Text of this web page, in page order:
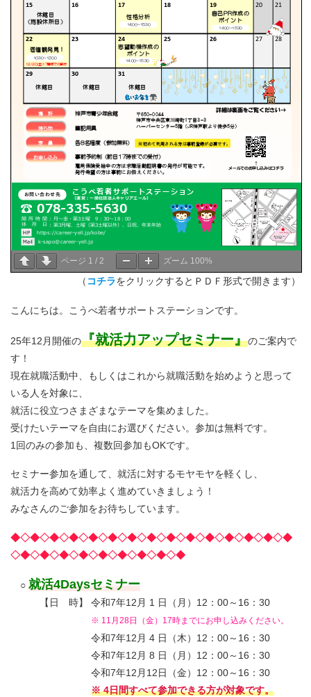
ページ 1 / 2 ズーム 100%
（ コチラをクリックするとＰＤＦ形式で開きます）
こんにちは。こうべ若者サポートステーションです。
25年12月開催の『就活力アップセミナー』のご案内で
す！
現在就職活動中、もしくはこれから就職活動を始めようと思って
いる人を対象に、
就活に役立つさまざまなテーマを集めました。
受けたいテーマを自由にお選びください。参加は無料です。
1回のみの参加も、複数回参加もOKです。
セミナー参加を通して、就活に対するモヤモヤを軽くし、
就活力を高めて効率よく進めていきましょう！
みなさんのご参加をお待ちしています。
◆◇◆◇◆◇◆◇◆◇◆◇◆◇◆◇◆◇◆◇◆◇◆◇◆◇◆◇◆
◇◆◇◆◇◆◇◆◇◆◇◆◇◆◇◆◇◆
○ 就活4Daysセミナー
【日 時】 令和7年12月 1 日（月）12：00～16：30
※ 11月28日（金）17時までにお申し込みください。
令和7年12月 4 日（木）12：00～16：30
令和7年12月 8 日（月）12：00～16：30
令和7年12月12日（金）12：00～16：30
※ 4日間すべて参加できる方が対象です。